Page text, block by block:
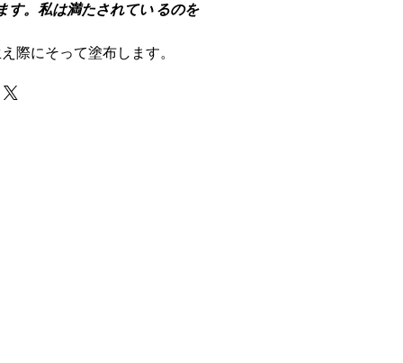
す。私は満たされてい るのを
際にそって塗布します。